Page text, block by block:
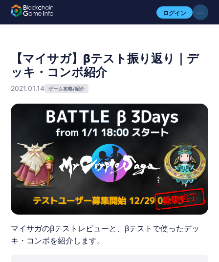
ログイン
【マイサガ】βテスト振り返り｜デ
ッキ・コンボ紹介
2021.01.14 ゲーム攻略/紹介
マイサガのβテストレビューと、βテストで使ったデッ
キ・コンボを紹介します。